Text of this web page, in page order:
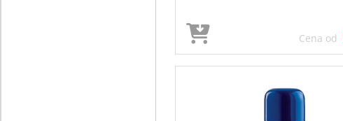
Cena od